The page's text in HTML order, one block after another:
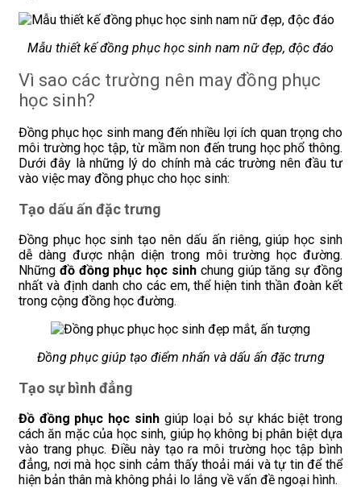
Mẫu thiết kế đồng phục học sinh nam nữ đẹp, độc đáo
Vì sao các trường nên may đồng phục
học sinh?
Đồng phục học sinh mang đến nhiều lợi ích quan trọng cho
môi trường học tập, từ mầm non đến trung học phổ thông.
Dưới đây là những lý do chính mà các trường nên đầu tư
vào việc may đồng phục cho học sinh:
Tạo dấu ấn đặc trưng
Đồng phục học sinh tạo nên dấu ấn riêng, giúp học sinh
dễ dàng được nhận diện trong môi trường học đường.
Những đồ đồng phục học sinh chung giúp tăng sự đồng
nhất và định danh cho các em, thể hiện tinh thần đoàn kết
trong cộng đồng học đường.
Đồng phục giúp tạo điểm nhấn và dấu ấn đặc trưng
Tạo sự bình đẳng
Đồ đồng phục học sinhgiúp loại bỏ sự khác biệt trong
cách ăn mặc của học sinh, giúp họ không bị phân biệt dựa
vào trang phục. Điều này tạo ra môi trường học tập bình
đẳng, nơi mà học sinh cảm thấy thoải mái và tự tin để thể
hiện bản thân mà không phải lo lắng về vấn đề ngoại hình.